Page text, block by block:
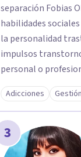
separación Fobias
habilidades
la personalidad
impulsos
personal o
sexuales Trastorno
Adicciones
3